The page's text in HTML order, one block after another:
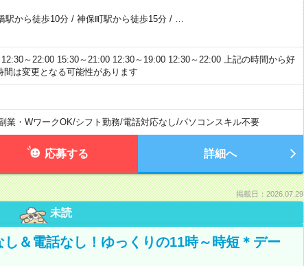
駅から徒歩10分/ 神保町駅から徒歩15分/
～22:00 15:30～21:00 12:30～19:00 12:30～22:00 上記の時間から好
は変更となる可能性があります
業・WワークOK/シフト勤務/電話対応なし/パソコンスキル不要
応募する 詳細へ
掲載日：2026.07.29
未読
し＆電話なし！ゆっくりの11時～時短＊デー